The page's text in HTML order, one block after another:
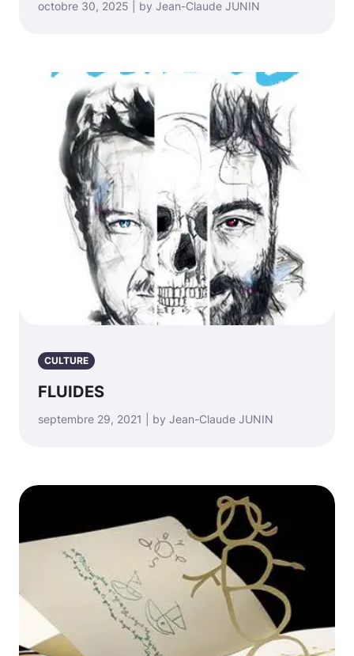
octobre 30, 2025 | by Jean-Claude JUNIN
CULTURE
FLUIDES
septembre 29, 2021 | by Jean-Claude JUNIN